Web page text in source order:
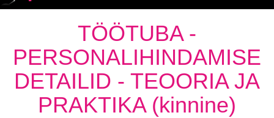
TÖÖTUBA -
PERSONALIHINDAMISE
DETAILID - TEOORIA JA
PRAKTIKA (kinnine)